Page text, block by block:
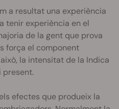
a resultat una experiència
tenir experiència en el
de la gent que prova
força el component
la intensitat de la Indica
present.
efectes que produeix la